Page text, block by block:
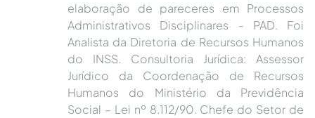
elaboração de pareceres em Processos
Administrativos Disciplinares - PAD. Foi
Analista da Diretoria de Recursos Humanos
do INSS. Consultoria Jurídica: Assessor
Jurídico da Coordenação de Recursos
Humanos do Ministério da Previdência
Social – Lei nº 8.112/90. Chefe do Setor de